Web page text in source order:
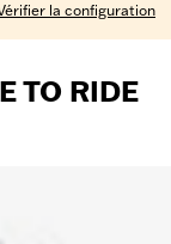
la configuration
TO RIDE